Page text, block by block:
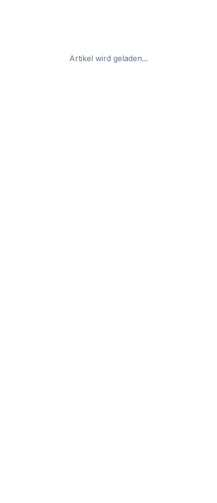
Artikel wird geladen...